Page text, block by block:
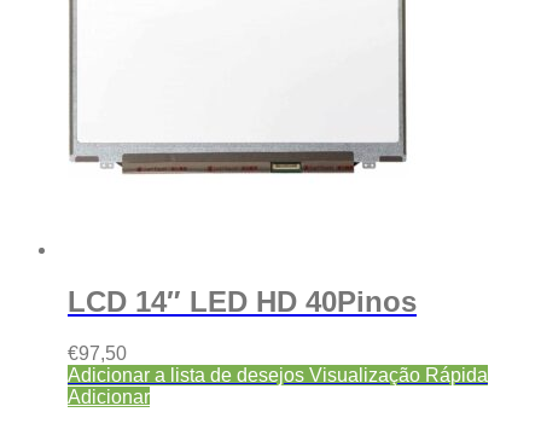
LCD 14″ LED HD 40Pinos
€97,50
Adicionar a lista de desejos Visualização Rápida
Adicionar